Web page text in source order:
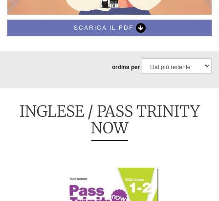
SCARICA IL PDF
ordina per
INGLESE/ PASS TRINITY
NOW